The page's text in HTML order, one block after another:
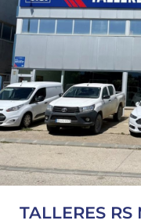
TALLERES RS